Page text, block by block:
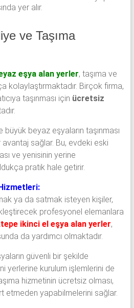
yer alır.
ve Taşıma
eşya alan yerler, taşıma ve
kolaylaştırmaktadır. Birçok firma,
taşınması için ücretsiz
beyaz eşyaların taşınması
sağlar. Bu, evdeki eski
ve yenisinin yerine
pratik hale getirir.
ya da satmak isteyen kişiler,
profesyonel elemanlara
ikinci el eşya alan yerler,
da yardımcı olmaktadır.
güvenli bir şekilde
yerlerine kurulum işlemlerini de
hizmetinin ücretsiz olması,
etmeden yapabilmelerini sağlar.